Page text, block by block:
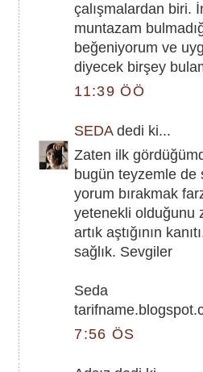
çalışmalardan biri.
muntazam
beğeniyorum ve
diyecek birşey
11:39 ÖÖ
SEDAdedi ki...
Zaten ilk
bugün teyzemle
yorum bırakmak
yetenekli olduğunu
artık aştığının
sağlık. Sevgiler
Seda
7:56 ÖS